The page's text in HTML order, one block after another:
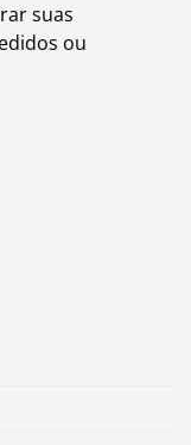
suas
ou